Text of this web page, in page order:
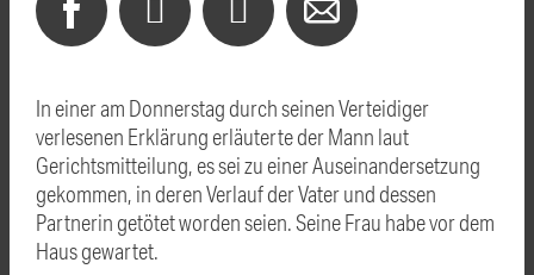
In einer am Donnerstag durch seinen Verteidiger
verlesenen Erklärung erläuterte der Mann laut
Gerichtsmitteilung, es sei zu einer Auseinandersetzung
gekommen, in deren Verlauf der Vater und dessen
Partnerin getötet worden seien. Seine Frau habe vor dem
Haus gewartet.